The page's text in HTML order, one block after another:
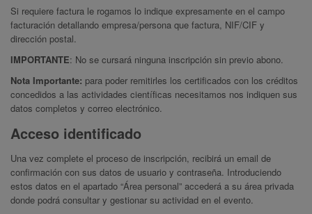
Si requiere factura le rogamos lo indique expresamente en el campo
facturación detallando empresa/persona que factura, NIF/CIF y
dirección postal.
IMPORTANTE: No se cursará ninguna inscripción sin previo abono.
Nota Importante: para poder remitirles los certificados con los créditos
concedidos a las actividades científicas necesitamos nos indiquen sus
datos completos y correo electrónico.
Acceso identificado
Una vez complete el proceso de inscripción, recibirá un email de
confirmación con sus datos de usuario y contraseña. Introduciendo
estos datos en el apartado “Área personal” accederá a su área privada
donde podrá consultar y gestionar su actividad en el evento.